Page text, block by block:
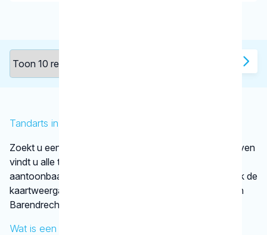
Tandarts in Barendrecht
Zoekt u een tandarts in Barendrecht ? In de lijst hierboven
vindt u alle tandheelkundigen in Barendrecht , die
aantoonbaar hun vak bijhouden. Bovendien kunt u ook de
kaartweergave aanklikken. Dan ziet u op een kaart van
Barendrecht waar deze tandartsen gevestigd zijn.
Wat is een KRT-registratie?